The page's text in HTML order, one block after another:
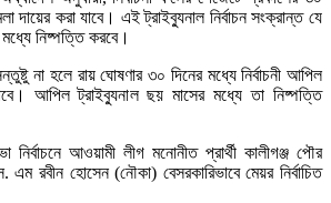
দায়ের করা যাবে। এই ট্রাইব্যুনাল নির্বাচন সংক্রান্ত যে
নিষ্পত্তি করবে।
সন্তুষ্টু না হলে রায় ঘোষণার ৩০ দিনের মধ্যে নির্বাচনী আপিল
আপিল ট্রাইব্যুনাল ছয় মাসের মধ্যে তা নিষ্পত্তি
আওয়ামী লীগ মনোনীত প্রার্থী কালীগঞ্জ পৌর
রবীন হোসেন (নৌকা) বেসরকারিভাবে মেয়র নির্বাচিত